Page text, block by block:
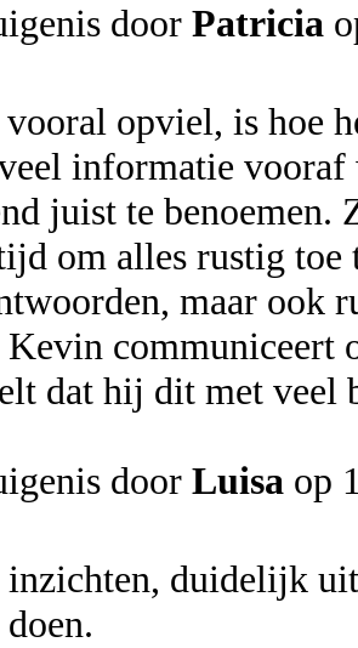
door Patricia
opviel, is hoe
informatie
juist te
om alles rustig
maar ook
communiceert
dat hij dit met veel
door Luisa op
duidelijk